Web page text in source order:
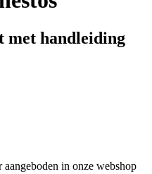
met handleiding
in onze webshop